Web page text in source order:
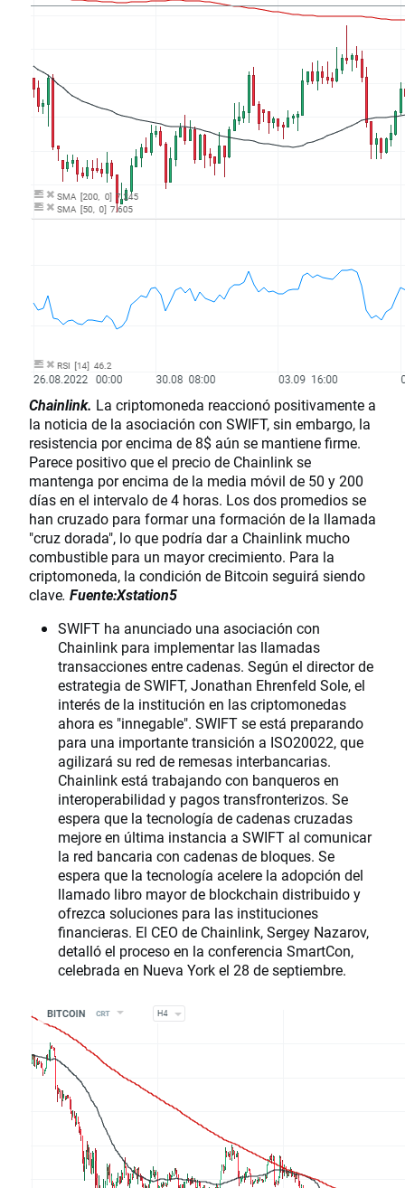
Chainlink. La criptomoneda reaccionó positivamente a
la noticia de la asociación con SWIFT, sin embargo, la
resistencia por encima de 8$ aún se mantiene firme.
Parece positivo que el precio de Chainlink se
mantenga por encima de la media móvil de 50 y 200
días en el intervalo de 4 horas. Los dos promedios se
han cruzado para formar una formación de la llamada
"cruz dorada", lo que podría dar a Chainlink mucho
combustible para un mayor crecimiento. Para la
criptomoneda, la condición de Bitcoin seguirá siendo
clave. Fuente:Xstation5
SWIFT ha anunciado una asociación con
Chainlink para implementar las llamadas
transacciones entre cadenas. Según el director de
estrategia de SWIFT, Jonathan Ehrenfeld Sole, el
interés de la institución en las criptomonedas
ahora es "innegable". SWIFT se está preparando
para una importante transición a ISO20022, que
agilizará su red de remesas interbancarias.
Chainlink está trabajando con banqueros en
interoperabilidad y pagos transfronterizos. Se
espera que la tecnología de cadenas cruzadas
mejore en última instancia a SWIFT al comunicar
la red bancaria con cadenas de bloques. Se
espera que la tecnología acelere la adopción del
llamado libro mayor de blockchain distribuido y
ofrezca soluciones para las instituciones
financieras. El CEO de Chainlink, Sergey Nazarov,
detalló el proceso en la conferencia SmartCon,
celebrada en Nueva York el 28 de septiembre.